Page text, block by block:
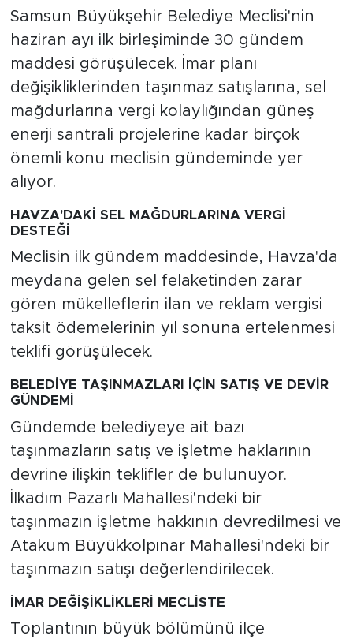
Samsun Büyükşehir Belediye Meclisi'nin
haziran ayı ilk birleşiminde 30 gündem
maddesi görüşülecek. İmar planı
değişikliklerinden taşınmaz satışlarına, sel
mağdurlarına vergi kolaylığından güneş
enerji santrali projelerine kadar birçok
önemli konu meclisin gündeminde yer
alıyor.
HAVZA'DAKİ SEL MAĞDURLARINA VERGİ
DESTEĞİ
Meclisin ilk gündem maddesinde, Havza'da
meydana gelen sel felaketinden zarar
gören mükelleflerin ilan ve reklam vergisi
taksit ödemelerinin yıl sonuna ertelenmesi
teklifi görüşülecek.
BELEDİYE TAŞINMAZLARI İÇİN SATIŞ VE DEVİR
GÜNDEMİ
Gündemde belediyeye ait bazı
taşınmazların satış ve işletme haklarının
devrine ilişkin teklifler de bulunuyor.
İlkadım Pazarlı Mahallesi'ndeki bir
taşınmazın işletme hakkının devredilmesi ve
Atakum Büyükkolpınar Mahallesi'ndeki bir
taşınmazın satışı değerlendirilecek.
İMAR DEĞİŞİKLİKLERİ MECLİSTE
Toplantının büyük bölümünü ilçe